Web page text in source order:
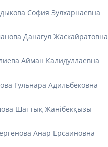
София Зулхарнаевна
Данагул Жаскайратовна
Айман Калидуллаевна
Гульнара Адильбековна
Шаттық Жанібекқызы
Анар Ерсаиновна